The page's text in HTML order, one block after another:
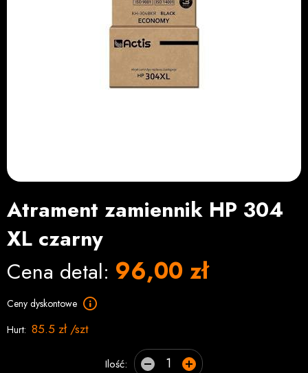
Atrament zamiennik HP 304
XL czarny
Cena detal: 96,00 zł
Ceny dyskontowe
Hurt: 85.5 zł /szt
Ilość: